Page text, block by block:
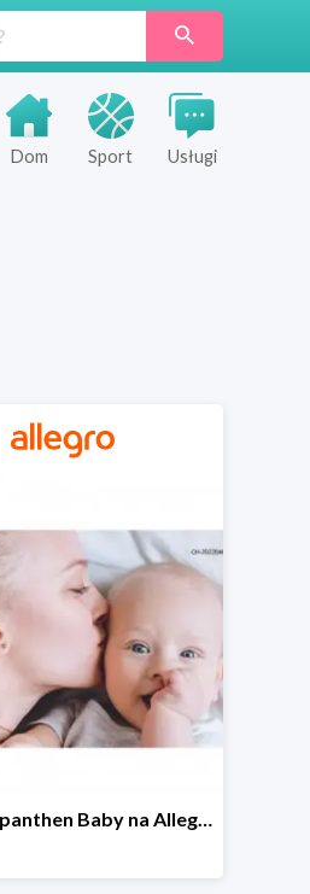
Dom Sport Usługi
Marka Bepanthen Baby na Allegro od 15,87 zł!